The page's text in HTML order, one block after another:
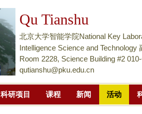
到
页
面
主
Qu Tianshu
北京大学智能学院National Key
Intelligence Science and Technology
Room 2228, Science Building #2
qutianshu@pku.edu.cn
科研项目 课程 新闻 活动